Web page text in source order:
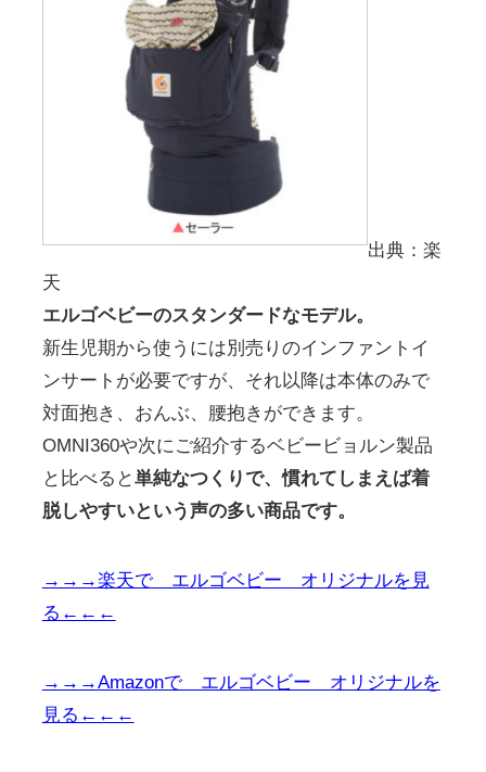
出典：楽
天
エルゴベビーのスタンダードなモデル。
新生児期から使うには別売りのインファントイ
ンサートが必要ですが、それ以降は本体のみで
対面抱き、おんぶ、腰抱きができます。
OMNI360や次にご紹介するベビービョルン製品
と比べると単純なつくりで、慣れてしまえば着
脱しやすいという声の多い商品です。
→→→楽天で エルゴベビー オリジナルを見
る←←←
→→→Amazonで エルゴベビー オリジナルを
見る←←←